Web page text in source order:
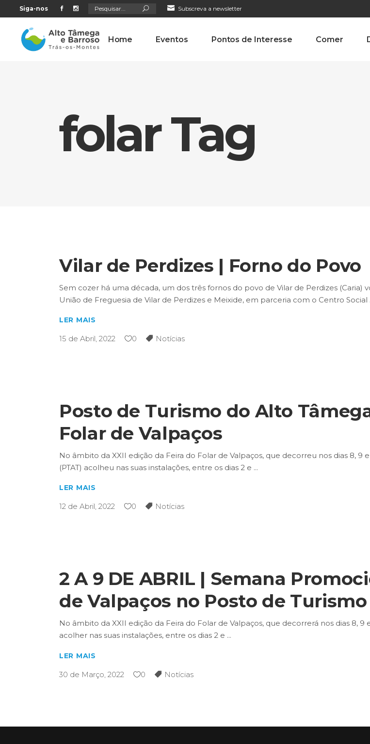
Siga-nos Search
for: Subscreva a newsletter
Home Eventos Pontos de Interesse Comer
folar Tag
Vilar de Perdizes | Forno do Povo
Sem cozer há uma década, um dos três fornos do povo de Vilar de Perdizes
União de Freguesia de Vilar de Perdizes e Meixide, em parceria com o Centro Social
LER MAIS
15 de Abril, 2022 0 Notícias
Posto de Turismo do Alto
Folar de Valpaços
No âmbito da XXII edição da Feira do Folar de Valpaços, que decorreu nos dias 8, 9
(PTAT) acolheu nas suas instalações, entre os dias 2 e
LER MAIS
12 de Abril, 2022 0 Notícias
2 A 9 DE ABRIL | Semana
de Valpaços no Posto de
No âmbito da XXII edição da Feira do Folar de Valpaços, que decorrerá nos dias 8,
acolher nas suas instalações, entre os dias 2 e
LER MAIS
30 de Março, 2022 0 Notícias